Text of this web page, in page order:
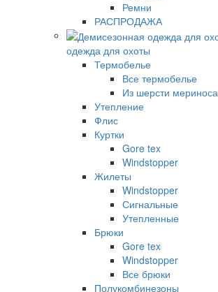
Ремни
РАСПРОДАЖА
одежда для охоты
Термобелье
Все термобелье
Из шерсти мериноса
Утепление
Флис
Куртки
Gore tex
Windstopper
Жилеты
Windstopper
Сигнальные
Утепленные
Брюки
Gore tex
Windstopper
Все брюки
Полукомбинезоны